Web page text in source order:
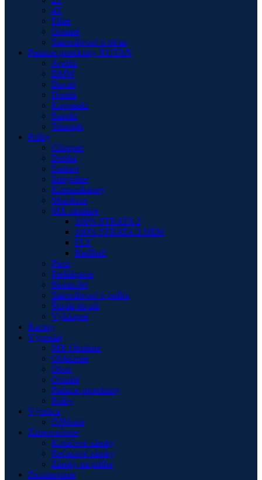
4T
Filtre
Ostatné
Starostlivosť o reťaz
Padacie protektory RUTAN
Aprilia
BMW
Ducati
Honda
Kawasaki
Suzuki
Triumph
Prilby
Chopper
Detské
Enduro
Integrálne
Komunikátory
Motokros
MX okuliare
100% STRATA 2
100% STRATA 2 NEW
FLY
RedBull
Plexi
Preklápacie
Skúter/Jet
Starostlivosť o prilbu
Štuple do uší
Výklopné
Racing
Výpredaj
MX Okuliare
Oblečenie
Obuv
Ostatné
Padacie protektory
Prilby
Výrobca
QJMotor
Zabezpečenie
Kotúčové zámky
Reťazové zámky
Zámky na prilbu
Zazimovanie